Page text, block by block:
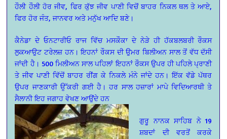
ਹੌਲੀ ਹੌਲੀ ਹੋਰ ਜੀਵ, ਫਿਰ ਕੁੱਝ ਜੀਵ ਪਾਣੀ ਵਿਚੋਂ ਬਾਹਰ ਨਿਕਲ ਥਲ ਤੇ ਆਏ,
ਫਿਰ ਹੋਰ ਜੰਤ, ਜਾਨਵਰ ਅਤੇ ਮਨੁੱਖ ਆਦਿ ਬਣੇ।
ਕੈਨੇਡਾ ਦੇ ਓਨਟਾਰੀਓ ਰਾਜ ਵਿੱਚ ਮਸਕੌਕਾ ਦੇ ਨੇੜੇ ਹੀ ਹੱਕਬਲਬਰੀ ਰੌਕਸ
ਲੁਕਆਉਟ ਟਰੇਲਜ਼ ਹਨ। ਇਹਨਾਂ ਰੌਕਸ ਦੀ ਉਮਰ ਬਿਲੀਅਨ ਸਾਲ ਤੋਂ ਵੱਧ ਦੱਸੀ
ਜਾਂਦੀ ਹੈ। 500 ਮਿਲੀਅਨ ਸਾਲ ਪਹਿਲਾਂ ਇਹਨਾਂ ਰੌਕਸ ਉਪਰ ਹੀ ਪਹਿਲੇ ਪ੍ਰਾਣੀ
ਤੇ ਜੀਵ ਪਾਣੀ ਵਿੱਚੋਂ ਬਾਹਰ ਰੀਂਗ ਕੇ ਨਿਕਲੇ ਮੰਨੇ ਜਾਂਦੇ ਹਨ। ਇੱਕ ਵੱਡੇ ਪੱਥਰ
ਉਪਰ ਜਾਣਕਾਰੀ ਉੱਕਰੀ ਗਈ ਹੈ। ਹਰ ਸਾਲ ਹਜ਼ਾਰਾਂ ਮਾਪੇ ਵਿਦਿਆਰਥੀ ਤੇ
ਸੈਲਾਨੀ ਇਹ ਜਗਾਹ ਵੇਖਣ ਆਉਂਦੇ ਹਨ
ਗੁਰੂ ਨਾਨਕ ਸਾਹਿਬ ਨੇ 19
ਸ਼ਬਦਾਂ ਦੀ ਵਰਤੋਂ ਕਰਕੇ